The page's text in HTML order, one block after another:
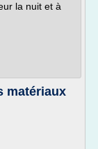
la nuit et à
matériaux